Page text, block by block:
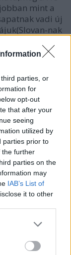
parties, or
for
opt-out
that after your
seeing
utilized by
parties prior to
the further
parties on the
may
IAB’s List of
it to other
more Google
may click to
party tags to
mint a
vadi új
nak
ahol
luxus a
csapatnál
Kosicen
kimenni
hogyan is
be?